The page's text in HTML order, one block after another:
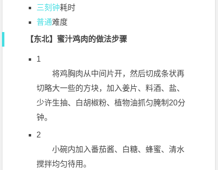
三刻钟耗时
普通难度
【东北】蜜汁鸡肉的做法步骤
1
将鸡胸肉从中间片开，然后切成条状再
切略大一些的方块，加入姜片、料酒、盐、
少许生抽、白胡椒粉、植物油抓匀腌制20分
钟。
2
小碗内加入番茄酱、白糖、蜂蜜、清水
搅拌均匀待用。